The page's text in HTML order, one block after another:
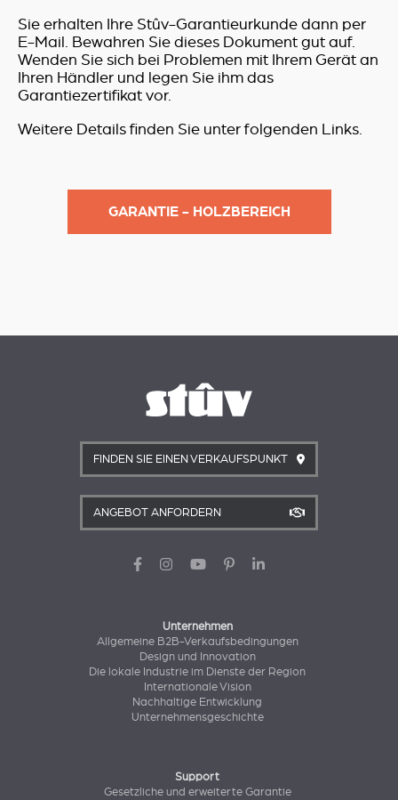
Sie erhalten Ihre Stûv-Garantieurkunde dann per
E-Mail. Bewahren Sie dieses Dokument gut auf.
Wenden Sie sich bei Problemen mit Ihrem Gerät an
Ihren Händler und legen Sie ihm das
Garantiezertifikat vor.
Weitere Details finden Sie unter folgenden Links.
GARANTIE - HOLZBEREICH
FINDEN SIE EINEN VERKAUFSPUNKT
ANGEBOT ANFORDERN
Unternehmen
Allgemeine B2B-Verkaufsbedingungen
Design und Innovation
Die lokale Industrie im Dienste der Region
Internationale Vision
Nachhaltige Entwicklung
Unternehmensgeschichte
Support
Gesetzliche und erweiterte Garantie